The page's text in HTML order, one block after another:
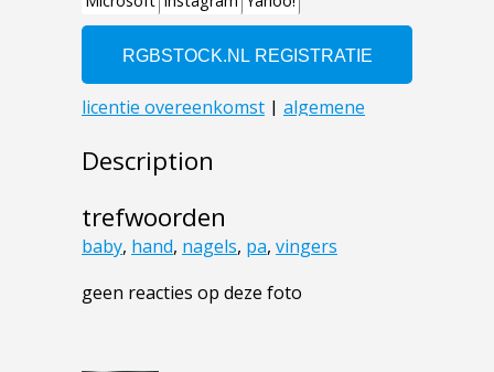
Description
trefwoorden
baby, hand, nagels, pa, vingers
geen reacties op deze foto